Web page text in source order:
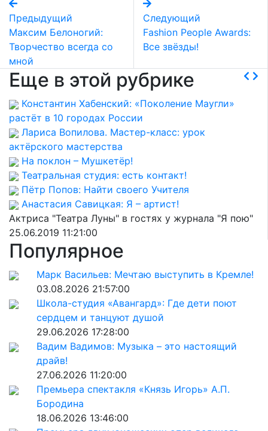
Предыдущий
Максим Белоногий:
Творчество всегда со
мной
Следующий
Fashion People Awards:
Все звёзды!
Еще в этой рубрике
Константин Хабенский: «Поколение Маугли»
растёт в 10 городах России
Лариса Вопилова. Мастер-класс: урок
актёрского мастерства
На поклон – Мушкетёр!
Театральная студия: есть контакт!
Пётр Попов: Найти своего Учителя
Анастасия Савицкая: Я – артист!
Актриса "Театра Луны" в гостях у журнала "Я пою"
25.06.2019 11:21:00
Популярное
Марк Васильев: Мечтаю выступить в Кремле!
03.08.2026 21:57:00
Школа-студия «Авангард»: Где дети поют
сердцем и танцуют душой
29.06.2026 17:28:00
Вадим Вадимов: Музыка – это настоящий
драйв!
27.06.2026 11:20:00
Премьера спектакля «Князь Игорь» А.П.
Бородина
18.06.2026 13:46:00